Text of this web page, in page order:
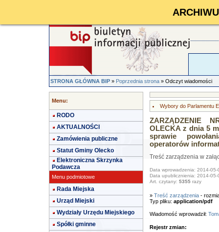
STRONA GŁÓWNA BIP»Poprzednia strona» Odczyt wiadomości
Menu:
RODO
AKTUALNOŚCI
Zamówienia publiczne
Statut Gminy Olecko
Elektroniczna Skrzynka
Podawcza
Menu podmiotowe
Rada Miejska
Urząd Miejski
Wydziały Urzędu Miejskiego
Spółki gminne
Wybory do Parlamentu
ZARZĄDZENIE
OLECKA z dnia 5
sprawie
operatorów
Treść zarządzenia w
Data wprowadzenia: 2014-05-
Data upublicznienia: 2014-05-
Art. czytany: 5355razy
» Treść zarządzenia-
Typ pliku: application/pdf
Wiadomość wprowadził:
Rejestr zmian: